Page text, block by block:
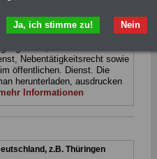
vom
Themen der Bücher sind:
im öffentlichen Dienst,
Besoldung, Beihilferecht,
Nebentätigkeitsrecht sowie
öffentlichen. Dienst. Die
herunterladen, ausdrucken
Informationen
z.B. Thüringen
Nein
Ja, ich stimme zu!